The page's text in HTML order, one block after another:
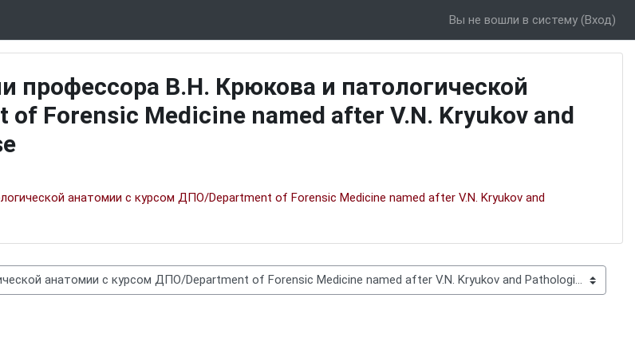
Вы не вошли в систему (Вход)
В.Н. Крюкова и патологической
Forensic Medicine named after V.N. Kryukov and
анатомии с курсом ДПО/Department of Forensic Medicine named after V.N. Kryukov and